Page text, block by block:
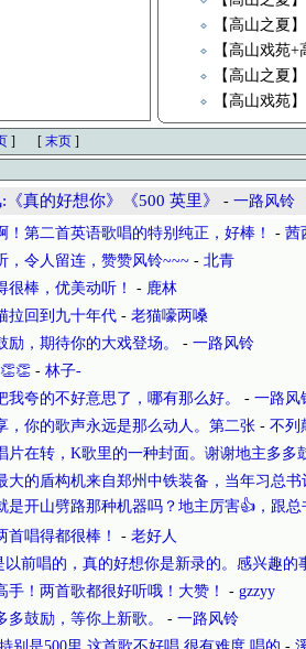
【高山之夏
【高山戏苑
【高山之夏
【高山戏苑
] [ 末页 ]
《真的好想你》《500 英里》 - 一路风铃
！第二首英语歌唱的特别纯正，好棒！
- 茜
，令人留连，赞赞风铃~~~ - 北青
很棒，优美动听！
- 鹿林
拉回到九十年代 - 老猫嚎两嗓
励，期待你的大戏登场。
- 一路风铃
- 林子-
我夸的不好意思了，哪有那么好。
- 一路风
，你的歌声永远是那么动人。第二张 - 不列
片在转，K歌里的一种封面。谢谢地主多多
大的盾构机来自郑州中铁装备，当年习总书
是开山劈路那种机器吗？地主厉害👍，跟总
首唱得都很棒！
- 老好人
以前唱的，真的好想你是新录的。感兴趣的
手！两首歌都很好听哦！大赞！
- gzzyy
多鼓励，等你上新歌。
- 一路风铃